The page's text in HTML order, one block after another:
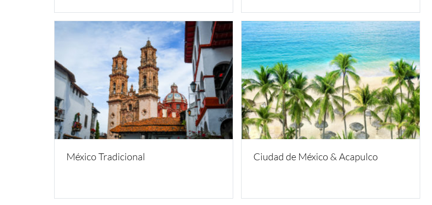
México Tradicional Ciudad de México & Acapulco